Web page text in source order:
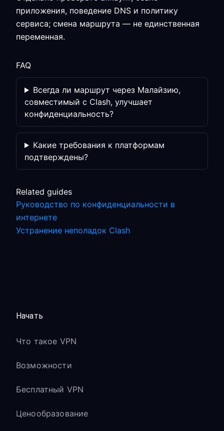
приложения, поведение DNS и политику
сервиса; смена маршрута — не единственная
переменная.
FAQ
Всегда ли маршрут через Малайзию,
совместимый с Clash, улучшает
конфиденциальность?
Какие требования к платформам
подтверждены?
Related guides
Руководство по конфиденциальности в
интернете
Устранение неполадок Clash
Начать
Что такое VPN
Возможности
Бесплатный VPN
Ценообразование